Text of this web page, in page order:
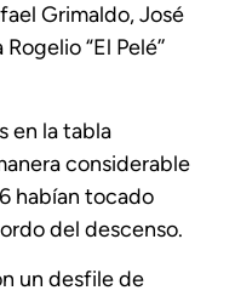
Grimaldo, José
“El Pelé’’
en la tabla
considerable
habían tocado
del descenso.
un desfile de